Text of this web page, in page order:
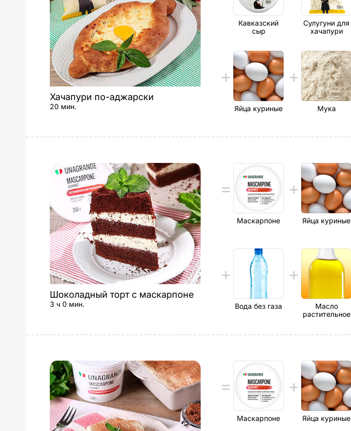
Хачапури по-аджарски
20 мин.
Кавказский
сыр
Сулугуни для
хачапури
Яйца куриные Мука
Шоколадный торт с маскарпоне
3 ч 0 мин.
Маскарпоне Яйца куриные
Вода без газа
Масло
растительное
Маскарпоне Яйца куриные